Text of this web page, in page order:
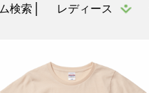
検索 レディース